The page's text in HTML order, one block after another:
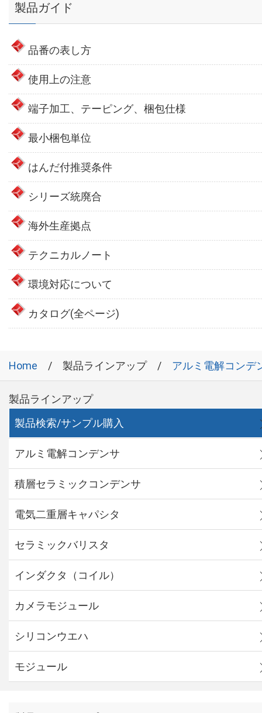
製品ガイド
品番の表し方
使用上の注意
端子加工、テーピング、梱包仕様
最小梱包単位
はんだ付推奨条件
シリーズ統廃合
海外生産拠点
テクニカルノート
環境対応について
カタログ(全ページ)
Home 製品ラインアップ アルミ電解コンデ
製品ラインアップ
製品検索/サンプル購入
アルミ電解コンデンサ
積層セラミックコンデンサ
電気二重層キャパシタ
セラミックバリスタ
インダクタ（コイル）
カメラモジュール
シリコンウエハ
モジュール